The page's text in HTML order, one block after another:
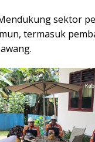
sektor
termasuk